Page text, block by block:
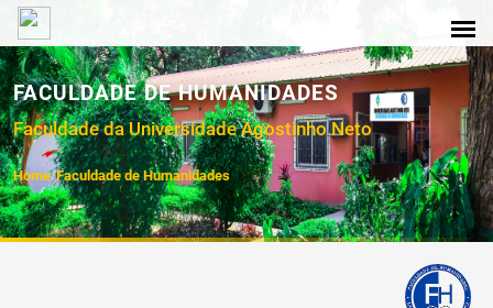
FACULDADE DE HUMANIDADES
Faculdade da Universidade Agostinho Neto
Home Faculdade de Humanidades